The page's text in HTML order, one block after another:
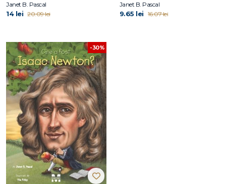
Janet B. Pascal
14 lei 20.09 lei
Janet B. Pascal
9.65 lei 16.07 lei
-30%